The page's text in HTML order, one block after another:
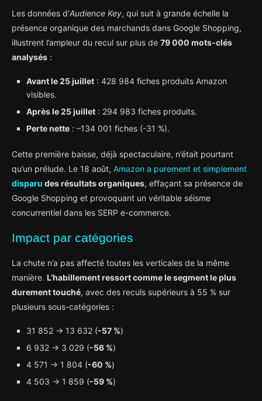
Les données d’Audience Key, qui suit à grande échelle la
présence organique des marchands dans Google Shopping,
illustrent l’ampleur du recul sur plus de 79 000 mots-clés
analysés :
Avant le 25 juillet : 428 984 fiches produits Amazon
visibles.
Après le 25 juillet : 294 983 fiches produits.
Perte nette : –134 001 fiches (-31 %).
Cette première baisse, déjà spectaculaire, n’était pourtant
qu’un prélude. Le 18 août, Amazon a purement et simplement
disparu des résultats organiques, effaçant sa présence de
Google Shopping et provoquant un véritable séisme
concurrentiel dans les SERP e-commerce.
Impact par catégories
La chute n’a pas affecté toutes les verticales de la même
manière. L’habillement ressort comme le segment le plus
durement touché, avec des reculs supérieurs à 55 % sur
plusieurs sous-catégories :
31 852 → 13 632 (-57 %)
6 932 → 3 029 (-56 %)
4 571 → 1 804 (-60 %)
4 503 → 1 859 (-59 %)